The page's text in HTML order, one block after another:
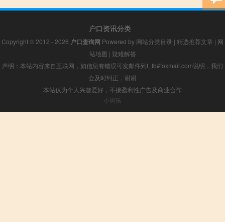
户口资讯分类
Copyright © 2012 - 2026 户口查询网 Powered by 网站分类目录 | 精选推荐文章 | 网
站地图 | 疑难解答
声明：本站内容来自互联网，如信息有错误可发邮件到f_fb#foxmail.com说明，我们
会及时纠正，谢谢
本站仅为个人兴趣爱好，不接盈利性广告及商业合作
小男孩